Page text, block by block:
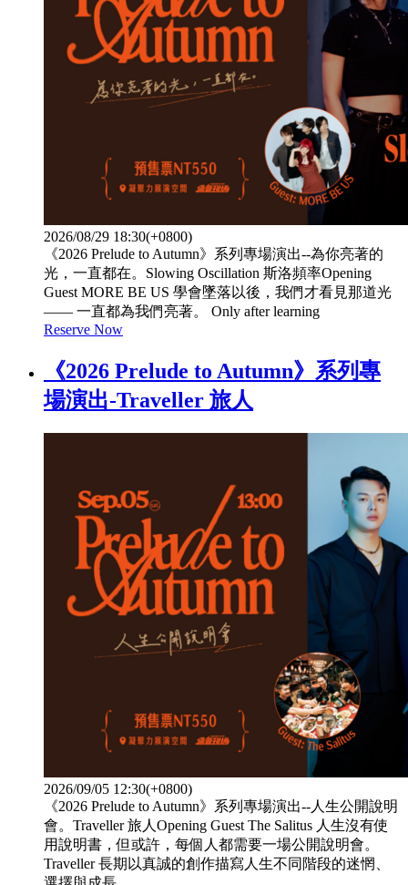
2026/08/29 18:30(+0800)
《2026 Prelude to Autumn》系列專場演出--為你亮著的
光，一直都在。Slowing Oscillation 斯洛頻率Opening
Guest MORE BE US 學會墜落以後，我們才看見那道光
—— 一直都為我們亮著。 Only after learning
Reserve Now
《2026 Prelude to Autumn》系列專
場演出-Traveller 旅人
2026/09/05 12:30(+0800)
《2026 Prelude to Autumn》系列專場演出--人生公開說明
會。Traveller 旅人Opening Guest The Salitus 人生沒有使
用說明書，但或許，每個人都需要一場公開說明會。
Traveller 長期以真誠的創作描寫人生不同階段的迷惘、